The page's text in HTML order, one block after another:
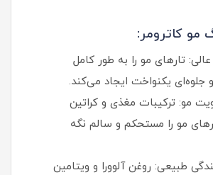
مو کاترومر:
تارهای مو را به طور کامل
یکنواخت ایجاد می‌کند.
مو: ترکیبات مغذی و کراتین
مو را مستحکم و سالم نگه
طبیعی: روغن آلوورا و ویتامین